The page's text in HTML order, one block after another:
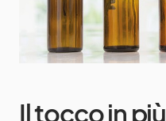
Il tocco in